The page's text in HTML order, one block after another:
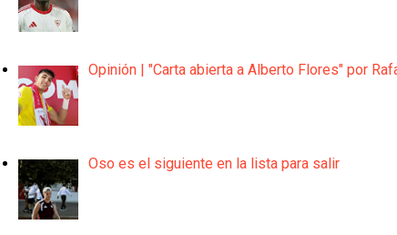
Opinión | "Carta abierta a Alberto Flores" por
Oso es el siguiente en la lista para salir